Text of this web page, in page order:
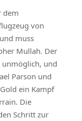
dem
von
muss
Mullah. Der
und
Parson und
ein Kampf
Die
Schritt zur